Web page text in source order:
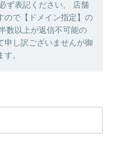
ず表記ください。 店舗
ので【ドメイン指定】の
数以上が返信不可能の
申し訳ございませんが御
。